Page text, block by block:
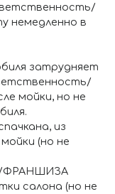
немедленно в
затрудняет
мойки, но не
из
(но не
ФРАНШИЗА
салона (но не